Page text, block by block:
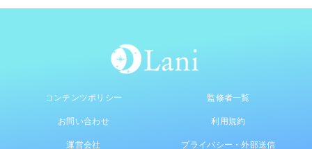
コンテンツポリシー 監修者一覧
お問い合わせ 利用規約
運営会社 プライバシー・外部送信